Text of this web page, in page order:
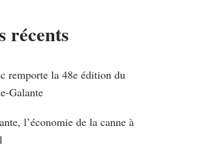
récents
remporte la 48e édition du
Galante
l’économie de la canne à